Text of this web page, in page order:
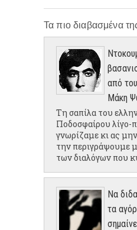
Τα πιο διαβασμένα
από
Μάκη
Τη σαπίλα του
Ποδοσφαίρου λίγο-
γνωρίζαμε κι ας
την περιγράψουμε
των διαλόγων που
Να
τα